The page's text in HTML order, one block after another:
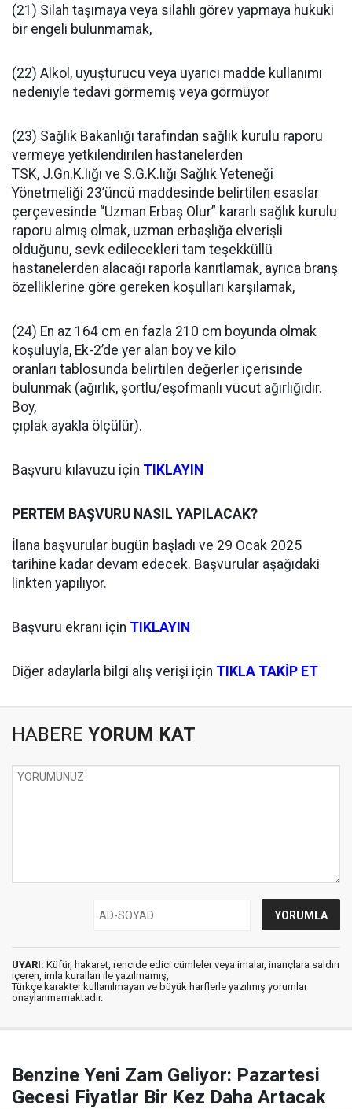
(21) Silah taşımaya veya silahlı görev yapmaya hukuki
bir engeli bulunmamak,
(22) Alkol, uyuşturucu veya uyarıcı madde kullanımı
nedeniyle tedavi görmemiş veya görmüyor
(23) Sağlık Bakanlığı tarafından sağlık kurulu raporu
vermeye yetkilendirilen hastanelerden
TSK, J.Gn.K.lığı ve S.G.K.lığı Sağlık Yeteneği
Yönetmeliği 23’üncü maddesinde belirtilen esaslar
çerçevesinde “Uzman Erbaş Olur” kararlı sağlık kurulu
raporu almış olmak, uzman erbaşlığa elverişli
olduğunu, sevk edilecekleri tam teşekküllü
hastanelerden alacağı raporla kanıtlamak, ayrıca branş
özelliklerine göre gereken koşulları karşılamak,
(24) En az 164 cm en fazla 210 cm boyunda olmak
koşuluyla, Ek-2’de yer alan boy ve kilo
oranları tablosunda belirtilen değerler içerisinde
bulunmak (ağırlık, şortlu/eşofmanlı vücut ağırlığıdır.
Boy,
çıplak ayakla ölçülür).
Başvuru kılavuzu için TIKLAYIN
PERTEM BAŞVURU NASIL YAPILACAK?
İlana başvurular bugün başladı ve 29 Ocak 2025
tarihine kadar devam edecek. Başvurular aşağıdaki
linkten yapılıyor.
Başvuru ekranı için TIKLAYIN
Diğer adaylarla bilgi alış verişi için TIKLA TAKİP ET
HABERE YORUM KAT
UYARI: Küfür, hakaret, rencide edici cümleler veya imalar, inançlara saldırı
içeren, imla kuralları ile yazılmamış,
Türkçe karakter kullanılmayan ve büyük harflerle yazılmış yorumlar
onaylanmamaktadır.
Benzine Yeni Zam Geliyor: Pazartesi
Gecesi Fiyatlar Bir Kez Daha Artacak